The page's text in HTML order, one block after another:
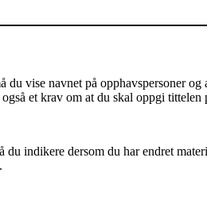
vise navnet på opphavspersoner og
et krav om at du skal oppgi
indikere dersom du har endret